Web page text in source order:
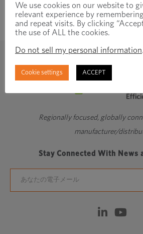
開
き
ま
す
Regionally focused, globally
manufacturer/
Stay Connected With News
We use cookies on our website to
relevant experience by
and repeat visits. By clicking
the use of ALL the cookies.
Do not sell my personal information.
Cookie settings ACCEPT